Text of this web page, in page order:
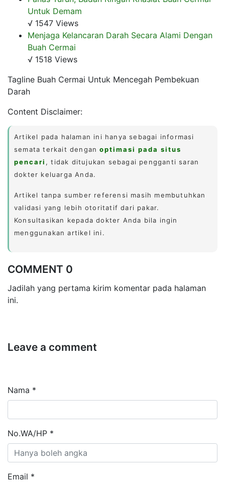
Untuk Demam
√ 1547 Views
Menjaga Kelancaran Darah Secara Alami Dengan
Buah Cermai
√ 1518 Views
Tagline Buah Cermai Untuk Mencegah Pembekuan
Darah
Content Disclaimer:
Artikel pada halaman ini hanya sebagai informasi
semata terkait denganoptimasi pada situs
pencari , tidak ditujukan sebagai pengganti saran
dokter keluarga Anda.
Artikel tanpa sumber referensi masih membutuhkan
validasi yang lebih otoritatif dari pakar.
Konsultasikan kepada dokter Anda bila ingin
menggunakan artikel ini.
COMMENT 0
Jadilah yang pertama kirim komentar pada halaman
ini.
Leave a comment
Nama *
No.WA/HP *
Email *